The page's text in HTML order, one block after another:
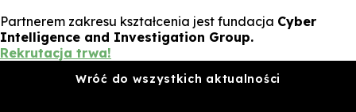
Partnerem zakresu kształcenia jest fundacja Cyber
Intelligence and Investigation Group.
Rekrutacja trwa!
Wróć do wszystkich aktualności